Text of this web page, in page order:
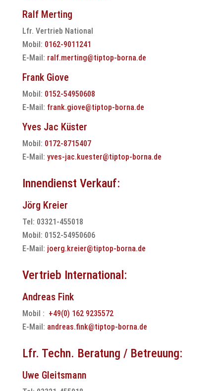
Ralf Merting
Lfr. Vertrieb National
Mobil: 0162-9011241
E-Mail: ralf.merting@tiptop-borna.de
Frank Giove
Mobil: 0152-54950608
E-Mail: frank.giove@tiptop-borna.de
Yves Jac Küster
Mobil: 0172-8715407
E-Mail: yves-jac.kuester@tiptop-borna.de
Innendienst Verkauf:
Jörg Kreier
Tel: 03321-455018
Mobil: 0152-54950606
E-Mail: joerg.kreier@tiptop-borna.de
Vertrieb International:
Andreas Fink
Mobil : +49(0) 162 9235572
E-Mail: andreas.fink@tiptop-borna.de
Lfr. Techn. Beratung / Betreuung:
Uwe Gleitsmann